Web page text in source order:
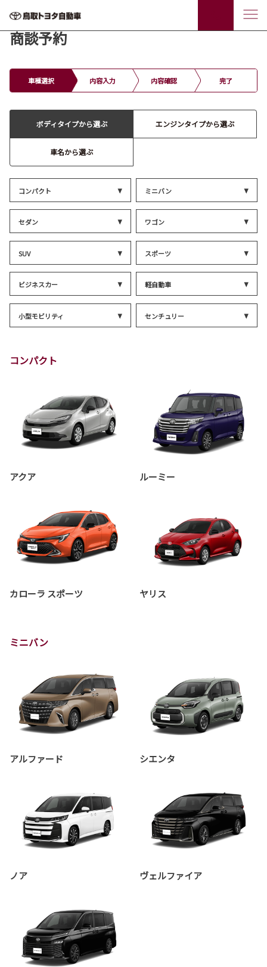
商談予約
車種選択 内容入力 内容確認 完了
ボディタイプから選ぶ エンジンタイプから選ぶ
車名から選ぶ
コンパクト ミニバン
セダン ワゴン
SUV スポーツ
ビジネスカー 軽自動車
小型モビリティ センチュリー
コンパクト
アクア ルーミー
カローラ スポーツ ヤリス
ミニバン
アルファード シエンタ
ノア ヴェルファイア